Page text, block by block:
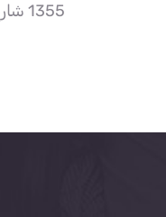
1355 شارع البنوك 1355 أو عبر الإنترنت